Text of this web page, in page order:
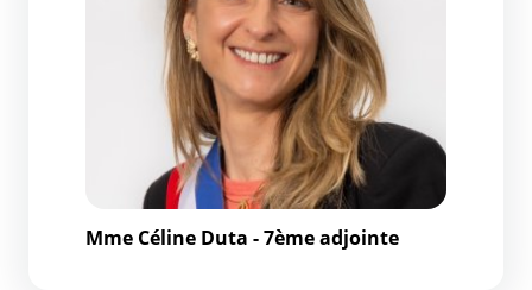
Mme Céline Duta - 7ème adjointe